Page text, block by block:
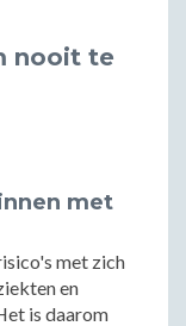
nooit te
met
met zich
en
is daarom